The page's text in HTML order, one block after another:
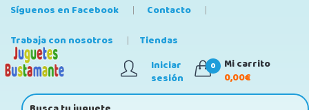
Síguenos en Facebook
Contacto
Trabaja con nosotros
Tiendas
Iniciar
sesión
0
Mi carrito
0,00€